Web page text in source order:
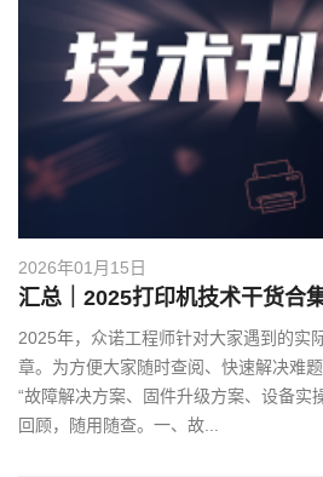
2026年01月15日
汇总｜2025打印机技术干货合
2025年，众诺工程师针对大家遇到的实
章。为方便大家随时查阅、快速解决难
“故障解决方案、固件升级方案、设备实
回顾，随用随查。一、故...